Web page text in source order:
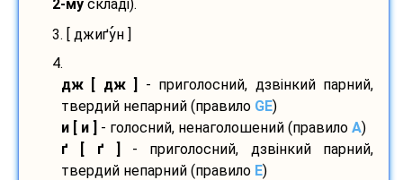
2-му складі).
3. [ джиґун ]
4.
дж [ дж ]
- приголосний, дзвінкий парний,
твердий непарний (правило GE)
и [ и ]
- голосний, ненаголошений (правило A)
ґ [ ґ ]
- приголосний, дзвінкий парний,
твердий непарний (правило E)